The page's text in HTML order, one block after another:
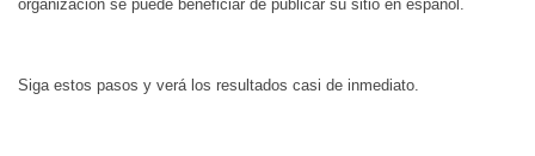
organización se puede beneficiar de publicar su sitio en español.
Siga estos pasos y verá los resultados casi de inmediato.